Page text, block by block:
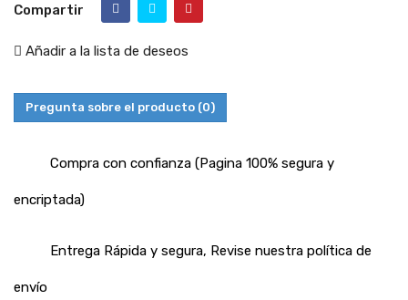
Compartir
Añadir a la lista de deseos
Pregunta sobre el producto (0)
Compra con confianza (Pagina 100% segura y
encriptada)
Entrega Rápida y segura, Revise nuestra política de
envío